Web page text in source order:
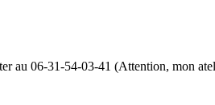
au 06-31-54-03-41 (Attention, mon